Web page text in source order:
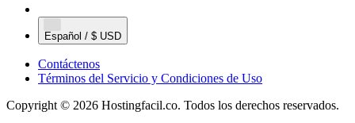
Español / $ USD
Contáctenos
Términos del Servicio y Condiciones de Uso
Copyright © 2026 Hostingfacil.co. Todos los derechos reservados.